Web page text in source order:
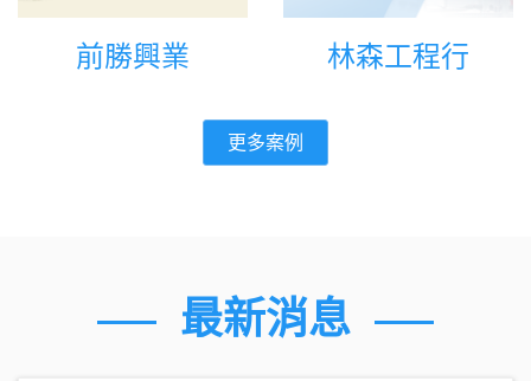
前勝興業 林森工程行
更多案例
最新消息